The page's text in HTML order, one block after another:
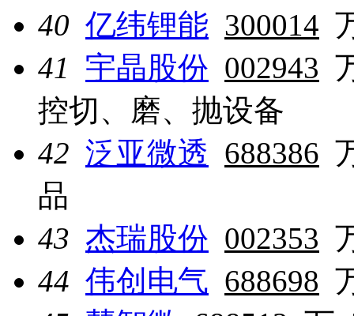
40 亿纬锂能 300014
41
宇晶股份 002943
控切、磨、抛设备
42 泛亚微透 688386
品
43 杰瑞股份 002353
44 伟创电气 688698